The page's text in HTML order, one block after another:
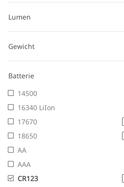
Lumen
Gewicht
Batterie
14500
16340 LiIon
17670
18650
AA
AAA
CR123